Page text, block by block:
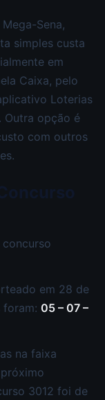
Sena,
simples custa
em
Caixa, pelo
Loterias
Outra opção é
com outros
em 28 de
foram: 05 – 07 –
na faixa
3012 foi de